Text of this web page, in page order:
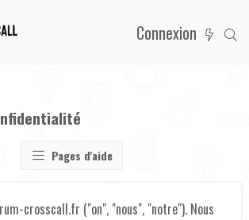
Connexion
Pages d'aide
crosscall.fr ("on", "nous", "notre"). Nous